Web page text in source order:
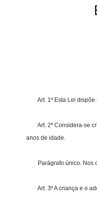
Art. 1º Esta Lei dispõe
Art. 2º Considera-se
anos de idade.
Parágrafo único. Nos
Art. 3º A criança e o